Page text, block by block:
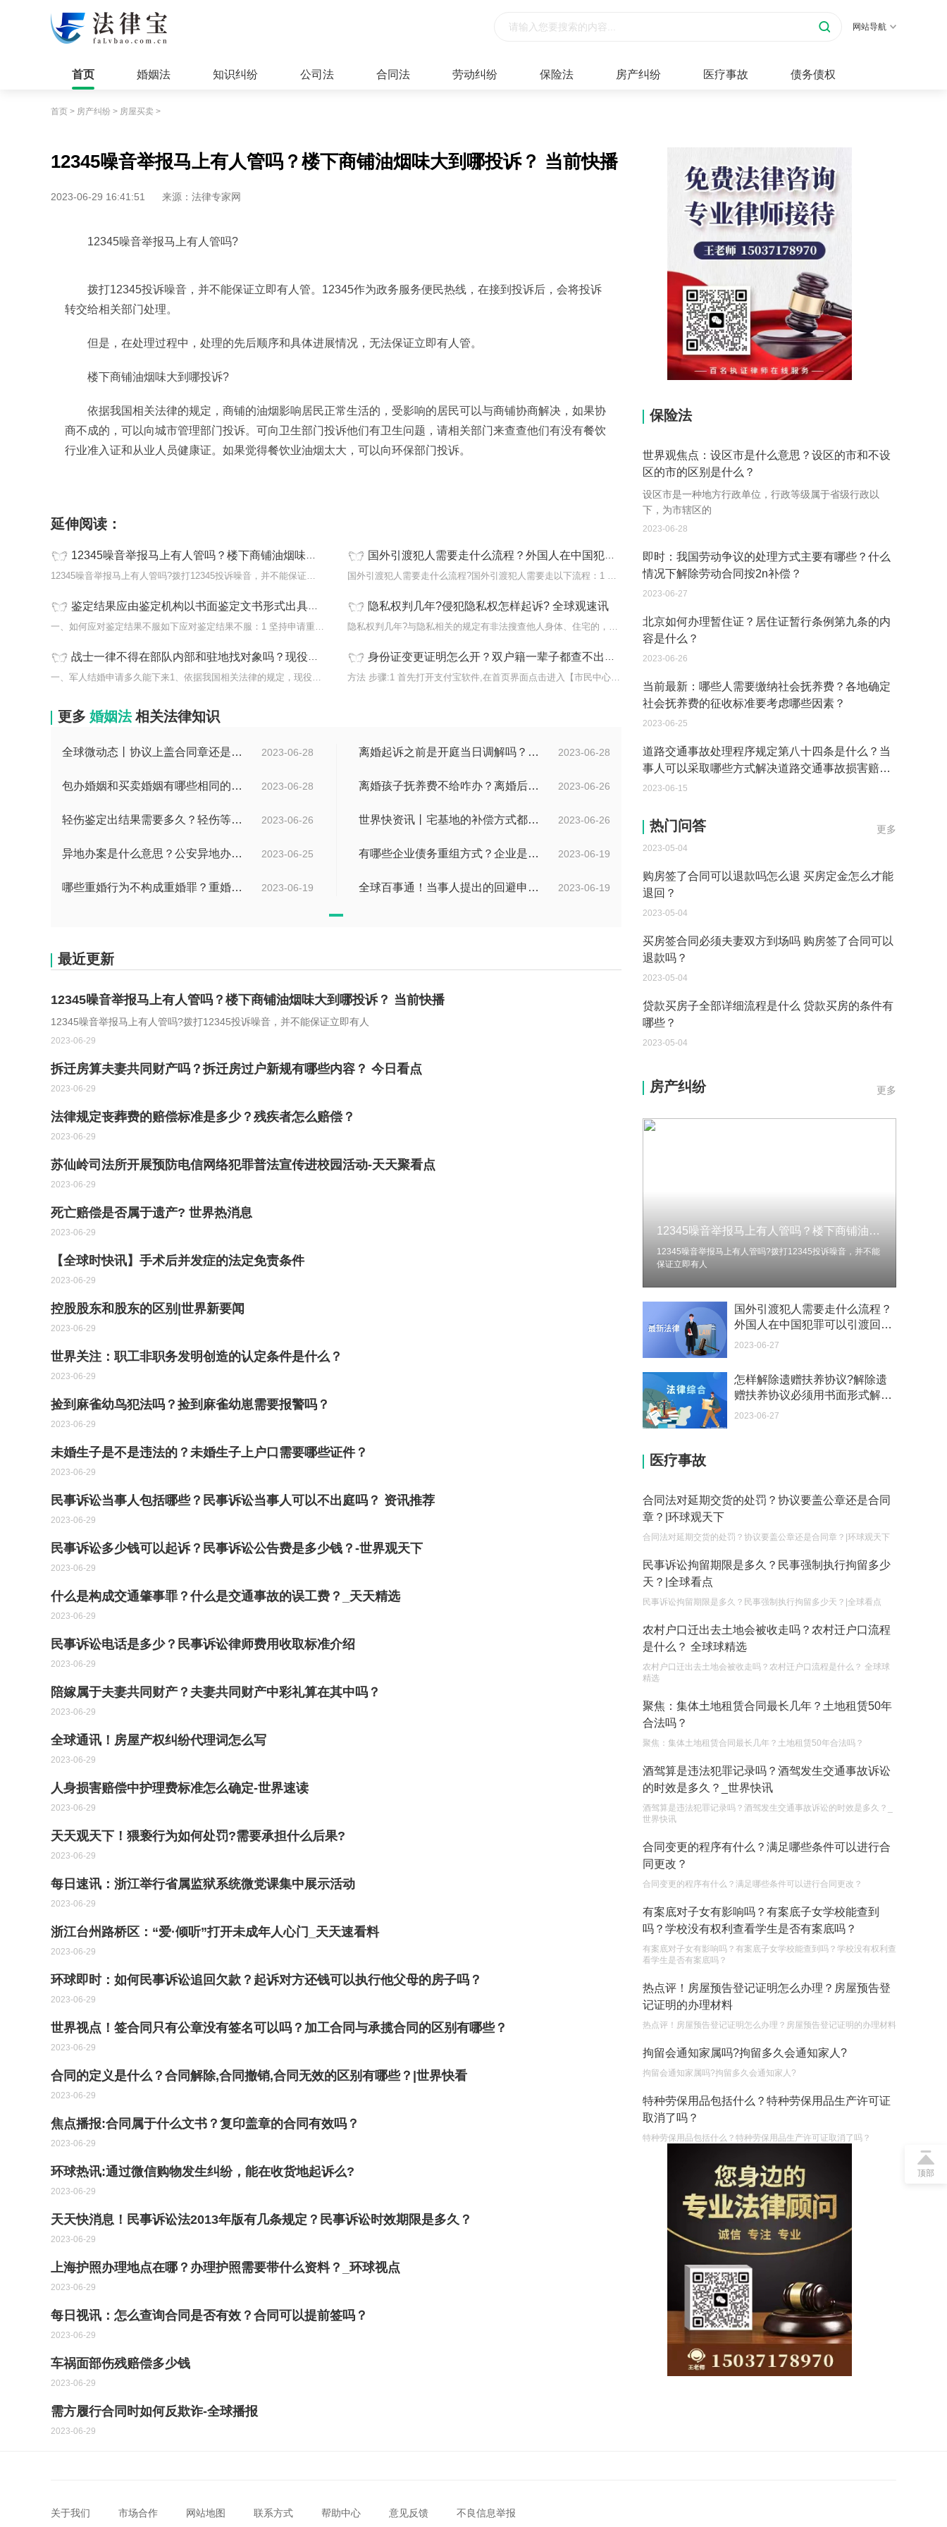
网站导航
首页 婚姻法 知识纠纷 公司法 合同法 劳动纠纷 保险法 房产纠纷 医疗事故 债务债权
首页 > 房产纠纷 > 房屋买卖 >
12345噪音举报马上有人管吗？楼下商铺油烟味大到哪投诉？ 当前快播
2023-06-29 16:41:51 来源：法律专家网
12345噪音举报马上有人管吗?
拨打12345投诉噪音，并不能保证立即有人管。12345作为政务服务便民热线，在接到投诉后，会将投诉
转交给相关部门处理。
但是，在处理过程中，处理的先后顺序和具体进展情况，无法保证立即有人管。
楼下商铺油烟味大到哪投诉?
依据我国相关法律的规定，商铺的油烟影响居民正常生活的，受影响的居民可以与商铺协商解决，如果协
商不成的，可以向城市管理部门投诉。可向卫生部门投诉他们有卫生问题，请相关部门来查查他们有没有餐饮
行业准入证和从业人员健康证。如果觉得餐饮业油烟太大，可以向环保部门投诉。
延伸阅读：
12345噪音举报马上有人管吗？楼下商铺油烟味大到哪投诉？ 当前快播
12345噪音举报马上有人管吗?拨打12345投诉噪音，并不能保证立即有人
国外引渡犯人需要走什么流程？外国人在中国犯罪可以引渡回国吗？ 每日速看
国外引渡犯人需要走什么流程?国外引渡犯人需要走以下流程：1 外交
鉴定结果应由鉴定机构以书面鉴定文书形式出具并交鉴定委托方吗？ 每日看点
一、如何应对鉴定结果不服如下应对鉴定结果不服：1 坚持申请重新鉴
隐私权判几年?侵犯隐私权怎样起诉? 全球观速讯
隐私权判几年?与隐私相关的规定有非法搜查他人身体、住宅的，构成非
战士一律不得在部队内部和驻地找对象吗？现役军人不能和哪些人结婚？ 全球快消息
一、军人结婚申请多久能下来1、依据我国相关法律的规定，现役军人结
身份证变更证明怎么开？双户籍一辈子都查不出来吗？ 每日速讯
方法 步骤:1 首先打开支付宝软件,在首页界面点击进入【市民中心】。
更多 婚姻法 相关法律知识
2023-06-28
全球微动态丨协议上盖合同章还是公章？假公章签合同法律责任？ 2023-06-28
离婚起诉之前是开庭当日调解吗？离婚调解无效，准予离婚的情形有哪些？ 环球焦点
2023-06-28
包办婚姻和买卖婚姻有哪些相同的地方？包办婚姻违法吗？ 2023-06-26
离婚孩子抚养费不给咋办？离婚后不给抚养费怎么起诉？ 每日视点
2023-06-26
轻伤鉴定出结果需要多久？轻伤等级司法鉴定流程是什么？|世界快资讯 2023-06-26
世界快资讯丨宅基地的补偿方式都有哪些？国有土地上房屋征收与补偿条例第十九条的内容是什么？
2023-06-25
异地办案是什么意思？公安异地办案意味着什么？ 天天热议 2023-06-19
有哪些企业债务重组方式？企业是否可以债务重组？
2023-06-19
哪些重婚行为不构成重婚罪？重婚罪是一种什么表现？ 2023-06-19
全球百事通！当事人提出的回避申请多久之内有回复？如何收集交通事故中证据？
最近更新
12345噪音举报马上有人管吗？楼下商铺油烟味大到哪投诉？ 当前快播
12345噪音举报马上有人管吗?拨打12345投诉噪音，并不能保证立即有人
2023-06-29
拆迁房算夫妻共同财产吗？拆迁房过户新规有哪些内容？ 今日看点
2023-06-29
法律规定丧葬费的赔偿标准是多少？残疾者怎么赔偿？
2023-06-29
苏仙岭司法所开展预防电信网络犯罪普法宣传进校园活动-天天聚看点
2023-06-29
死亡赔偿是否属于遗产? 世界热消息
2023-06-29
【全球时快讯】手术后并发症的法定免责条件
2023-06-29
控股股东和股东的区别|世界新要闻
2023-06-29
世界关注：职工非职务发明创造的认定条件是什么？
2023-06-29
捡到麻雀幼鸟犯法吗？捡到麻雀幼崽需要报警吗？
2023-06-29
未婚生子是不是违法的？未婚生子上户口需要哪些证件？
2023-06-29
民事诉讼当事人包括哪些？民事诉讼当事人可以不出庭吗？ 资讯推荐
2023-06-29
民事诉讼多少钱可以起诉？民事诉讼公告费是多少钱？-世界观天下
2023-06-29
什么是构成交通肇事罪？什么是交通事故的误工费？_天天精选
2023-06-29
民事诉讼电话是多少？民事诉讼律师费用收取标准介绍
2023-06-29
陪嫁属于夫妻共同财产？夫妻共同财产中彩礼算在其中吗？
2023-06-29
全球通讯！房屋产权纠纷代理词怎么写
2023-06-29
人身损害赔偿中护理费标准怎么确定-世界速读
2023-06-29
天天观天下！猥亵行为如何处罚?需要承担什么后果?
2023-06-29
每日速讯：浙江举行省属监狱系统微党课集中展示活动
2023-06-29
浙江台州路桥区：“爱·倾听”打开未成年人心门_天天速看料
2023-06-29
环球即时：如何民事诉讼追回欠款？起诉对方还钱可以执行他父母的房子吗？
2023-06-29
世界视点！签合同只有公章没有签名可以吗？加工合同与承揽合同的区别有哪些？
2023-06-29
合同的定义是什么？合同解除,合同撤销,合同无效的区别有哪些？|世界快看
2023-06-29
焦点播报:合同属于什么文书？复印盖章的合同有效吗？
2023-06-29
环球热讯:通过微信购物发生纠纷，能在收货地起诉么?
2023-06-29
天天快消息！民事诉讼法2013年版有几条规定？民事诉讼时效期限是多久？
2023-06-29
上海护照办理地点在哪？办理护照需要带什么资料？_环球视点
2023-06-29
每日视讯：怎么查询合同是否有效？合同可以提前签吗？
2023-06-29
车祸面部伤残赔偿多少钱
2023-06-29
需方履行合同时如何反欺诈-全球播报
2023-06-29
保险法
世界观焦点：设区市是什么意思？设区的市和不设
区的市的区别是什么？
设区市是一种地方行政单位，行政等级属于省级行政以
下，为市辖区的
2023-06-28
即时：我国劳动争议的处理方式主要有哪些？什么
情况下解除劳动合同按2n补偿？
2023-06-27
北京如何办理暂住证？居住证暂行条例第九条的内
容是什么？
2023-06-26
当前最新：哪些人需要缴纳社会抚养费？各地确定
社会抚养费的征收标准要考虑哪些因素？
2023-06-25
道路交通事故处理程序规定第八十四条是什么？当
事人可以采取哪些方式解决道路交通事故损害赔偿
争议？
2023-06-15
更多
热门问答
么才能退回方法有哪些？
退回？
退款吗？
哪些？
账？
2023-05-04
买房还不上贷款可以退房吗现在 贷款买房的条件有
买房还不上贷款可以退房吗 贷款买房的程序是什
么？
个体营业执照注销要交税吗 营业执照下来的当月就
要申报纳税吗？
2023-05-04
滞纳金吗？
2023-05-04
税务滞纳金一般是怎么计算 个人所得税有滞纳金
2023-05-04
税款滞纳金所得税可以扣除吗 税务滞纳金如何计
算？
2023-05-04
小微企业需要缴纳哪些税费 如何申请小额贷款？
2023-05-04
不还贷款房子会被拍卖吗现在 房屋贷款还不起的诉
讼时效是多长时间？
2023-05-04
房屋有贷款可以出卖吗条件有哪些 房屋贷款还不起
2023-05-04
不还贷款房子会被拍卖吗 房屋有贷款可以出卖吗？
更多
房产纠纷
12345噪音举报马上有人管吗？楼下商铺油烟味大到哪投诉？ 当前快播
12345噪音举报马上有人管吗?拨打12345投诉噪音，并不能
保证立即有人
国外引渡犯人需要走什么流程？
外国人在中国犯罪可以引渡回国
吗？ 每日速看
2023-06-27
怎样解除遗赠扶养协议?解除遗
赠扶养协议必须用书面形式解除
吗？ 焦点热议
2023-06-27
医疗事故
合同法对延期交货的处罚？协议要盖公章还是合同
章？|环球观天下
合同法对延期交货的处罚？协议要盖公章还是合同章？|环球观天下
民事诉讼拘留期限是多久？民事强制执行拘留多少
天？|全球看点
民事诉讼拘留期限是多久？民事强制执行拘留多少天？|全球看点
农村户口迁出去土地会被收走吗？农村迁户口流程
是什么？ 全球球精选
农村户口迁出去土地会被收走吗？农村迁户口流程是什么？ 全球球
精选
聚焦：集体土地租赁合同最长几年？土地租赁50年
合法吗？
聚焦：集体土地租赁合同最长几年？土地租赁50年合法吗？
酒驾算是违法犯罪记录吗？酒驾发生交通事故诉讼
的时效是多久？_世界快讯
酒驾算是违法犯罪记录吗？酒驾发生交通事故诉讼的时效是多久？_
世界快讯
合同变更的程序有什么？满足哪些条件可以进行合
同更改？
合同变更的程序有什么？满足哪些条件可以进行合同更改？
有案底对子女有影响吗？有案底子女学校能查到
吗？学校没有权利查看学生是否有案底吗？
有案底对子女有影响吗？有案底子女学校能查到吗？学校没有权利查
看学生是否有案底吗？
热点评！房屋预告登记证明怎么办理？房屋预告登
记证明的办理材料
热点评！房屋预告登记证明怎么办理？房屋预告登记证明的办理材料
拘留会通知家属吗?拘留多久会通知家人?
拘留会通知家属吗?拘留多久会通知家人?
特种劳保用品包括什么？特种劳保用品生产许可证
取消了吗？
特种劳保用品包括什么？特种劳保用品生产许可证取消了吗？
关于我们 市场合作 网站地图 联系方式 帮助中心 意见反馈 不良信息举报
顶部